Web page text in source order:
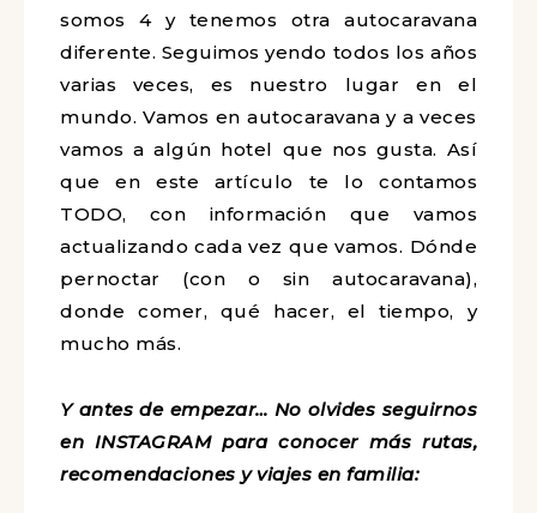
somos 4 y tenemos otra autocaravana
diferente. Seguimos yendo todos los años
varias veces, es nuestro lugar en el
mundo. Vamos en autocaravana y a veces
vamos a algún hotel que nos gusta. Así
que en este artículo te lo contamos
TODO, con información que vamos
actualizando cada vez que vamos. Dónde
pernoctar (con o sin autocaravana),
donde comer, qué hacer, el tiempo, y
mucho más.
Y antes de empezar… No olvides seguirnos
en INSTAGRAM para conocer más rutas,
recomendaciones y viajes en familia: